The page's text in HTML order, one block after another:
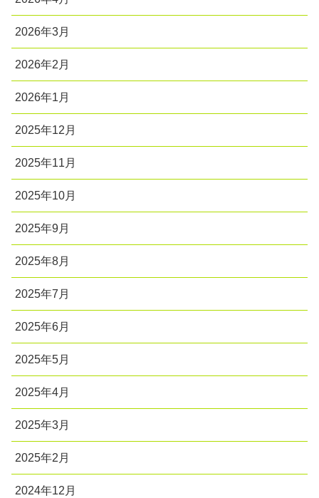
2026年3月
2026年2月
2026年1月
2025年12月
2025年11月
2025年10月
2025年9月
2025年8月
2025年7月
2025年6月
2025年5月
2025年4月
2025年3月
2025年2月
2024年12月